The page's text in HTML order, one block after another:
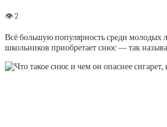
Всё большую популярность среди молодых
школьников приобретает снюс — так